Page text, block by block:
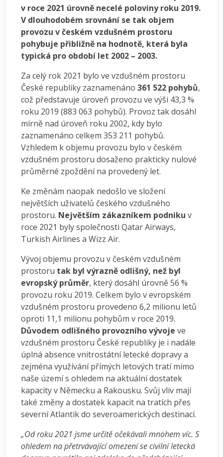
v roce 2021 úrovně necelé poloviny roku 2019.
V dlouhodobém srovnání se tak objem
provozu v českém vzdušném prostoru
pohybuje přibližně na hodnotě, která byla
typická pro období let 2002 – 2003.
Za celý rok 2021 bylo ve vzdušném prostoru
České republiky zaznamenáno 361 522 pohybů,
což představuje úroveň provozu ve výši 43,3 %
roku 2019 (883 063 pohybů). Provoz tak dosáhl
mírně nad úroveň roku 2002, kdy bylo
zaznamenáno celkem 353 211 pohybů.
Vzhledem k objemu provozu bylo v českém
vzdušném prostoru dosaženo prakticky nulové
průměrné zpoždění na provedený let.
Ke změnám naopak nedošlo ve složení
největších uživatelů českého vzdušného
prostoru. Největším zákazníkem podniku v
roce 2021 byly společnosti Qatar Airways,
Turkish Airlines a Wizz Air.
Vývoj objemu provozu v českém vzdušném
prostoru tak byl výrazně odlišný, než byl
evropský průměr, který dosáhl úrovně 56 %
provozu roku 2019. Celkem bylo v evropském
vzdušném prostoru provedeno 6,2 milionu letů
oproti 11,1 milionu pohybům v roce 2019.
Důvodem odlišného provozního vývoje ve
vzdušném prostoru České republiky je i nadále
úplná absence vnitrostátní letecké dopravy a
zejména využívání přímých letových tratí mimo
naše území s ohledem na aktuální dostatek
kapacity v Německu a Rakousku. Svůj vliv mají
také změny a dostatek kapacit na tratích přes
severní Atlantik do severoamerických destinací.
„Od roku 2021 jsme určitě očekávali mnohem víc. S
ohledem na přetrvávající omezení se civilní letecká